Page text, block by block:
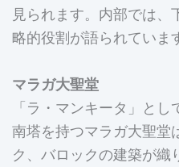
見られます。内部では
略的役割が語られていま
マラガ大聖堂
「ラ・マンキータ」と
南塔を持つマラガ大聖堂
ク、バロックの建築が織